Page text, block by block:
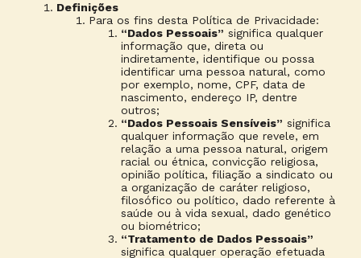
Definições
Para os fins desta Política de Privacidade:
“Dados Pessoais” significa qualquer
informação que, direta ou
indiretamente, identifique ou possa
identificar uma pessoa natural, como
por exemplo, nome, CPF, data de
nascimento, endereço IP, dentre
outros;
“Dados Pessoais Sensíveis” significa
qualquer informação que revele, em
relação a uma pessoa natural, origem
racial ou étnica, convicção religiosa,
opinião política, filiação a sindicato ou
a organização de caráter religioso,
filosófico ou político, dado referente à
saúde ou à vida sexual, dado genético
ou biométrico;
“Tratamento de Dados Pessoais”
significa qualquer operação efetuada